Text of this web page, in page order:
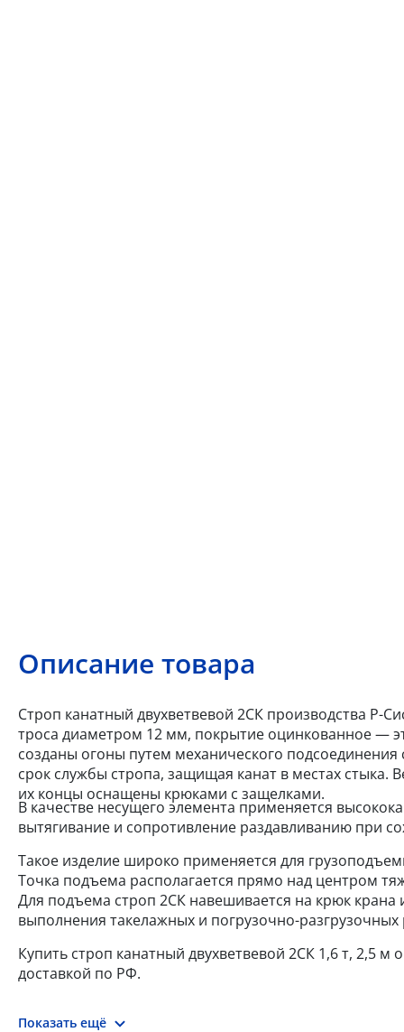
Описание товара
Строп канатный двухветвевой 2СК производства Р-
троса диаметром 12 мм, покрытие оцинкованное —
созданы огоны путем механического
срок службы стропа, защищая канат в местах
их концы оснащены крюками с защелками.
В качестве несущего элемента применяется
вытягивание и сопротивление раздавливанию при
Такое изделие широко применяется для
Точка подъема располагается прямо над центром
Для подъема строп 2СК навешивается на крюк крана
выполнения такелажных и погрузочно-разгрузочных
Купить строп канатный двухветвевой 2СК 1,6 т, 2,5
доставкой по РФ.
Показать ещё